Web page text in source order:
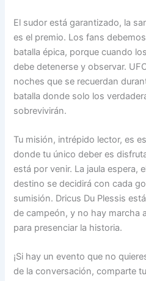
El sudor está garantizado, la
es el premio. Los fans
batalla épica, porque cuando
debe detenerse y observar.
noches que se recuerdan
batalla donde solo los
sobrevivirán.
Tu misión, intrépido lector, es
donde tu único deber es
está por venir. La jaula espera,
destino se decidirá con cada
sumisión. Dricus Du Plessis
de campeón, y no hay marcha
para presenciar la historia.
¡Si hay un evento que no
de la conversación, comparte